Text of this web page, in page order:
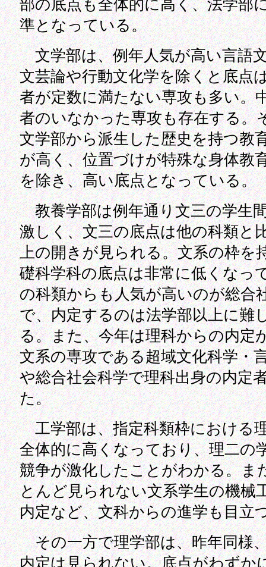
部の底点も全体的に高く、法学部
準となっている。
文学部は、例年人気が高い言語
文芸論や行動文化学を除くと底点
者が定数に満たない専攻も多い。
者のいなかった専攻も存在する。
文学部から派生した歴史を持つ教
が高く、位置づけが特殊な身体教
を除き、高い底点となっている。
教養学部は例年通り文三の学生
激しく、文三の底点は他の科類と
上の開きが見られる。文系の枠を
礎科学科の底点は非常に低くなっ
の科類からも人気が高いのが総合
で、内定するのは法学部以上に難
る。また、今年は理科からの内定
文系の専攻である超域文化科学・
や総合社会科学で理科出身の内定
た。
工学部は、指定科類枠における
全体的に高くなっており、理二の
競争が激化したことがわかる。ま
とんど見られない文系学生の機械
内定など、文科からの進学も目立
その一方で理学部は、昨年同様
内定は見られない。底点がわずか